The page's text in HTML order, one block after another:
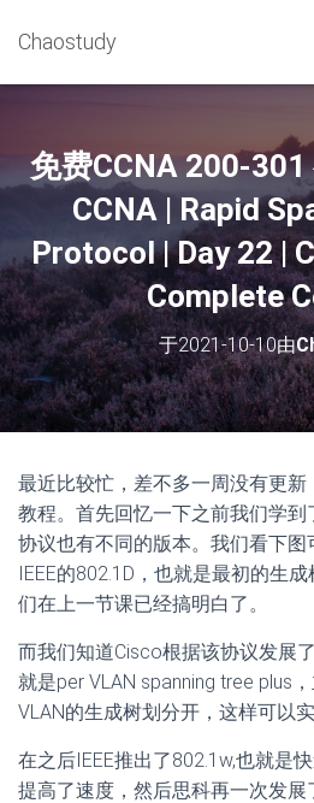
Chaostudy
免费CCNA 200-
CCNA | Rapid
Protocol | Day 22 |
Complete
于2021-10-10由
最近比较忙，差不多一周没有更新
教程。首先回忆一下之前我们学
协议也有不同的版本。我们看下
IEEE的802.1D，也就是最初的生
们在上一节课已经搞明白了。
而我们知道Cisco根据该协议发展
就是per VLAN spanning tree plus
VLAN的生成树划分开，这样可以
在之后IEEE推出了802.1w,也就是
提高了速度，然后思科再一次发展